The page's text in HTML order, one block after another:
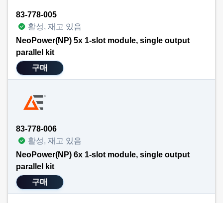
83-778-005
활성, 재고 있음
NeoPower(NP) 5x 1-slot module, single output
parallel kit
구매
83-778-006
활성, 재고 있음
NeoPower(NP) 6x 1-slot module, single output
parallel kit
구매